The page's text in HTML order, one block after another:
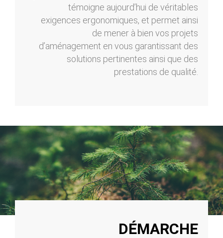
témoigne aujourd’hui de véritables
exigences ergonomiques, et permet ainsi
de mener à bien vos projets
d’aménagement en vous garantissant des
solutions pertinentes ainsi que des
prestations de qualité.
DÉMARCHE